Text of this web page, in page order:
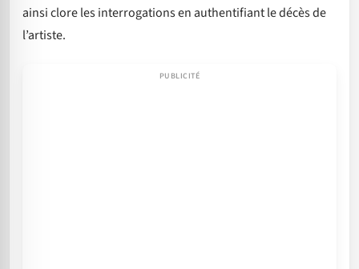
ainsi clore les interrogations en authentifiant le décès de
l’artiste.